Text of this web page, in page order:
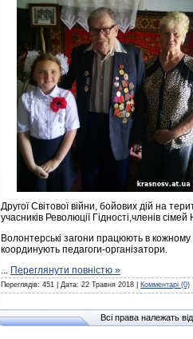
Другої Світової війни, бойових дій на
учасників Революції Гідності,членів
Волонтерські загони працюють в кожному
координують педагоги-організатори.
... Переглянути повністю »
Переглядів: 451 | Дата: 22 Травня 2018 Комментарі (0)
Всі права належать